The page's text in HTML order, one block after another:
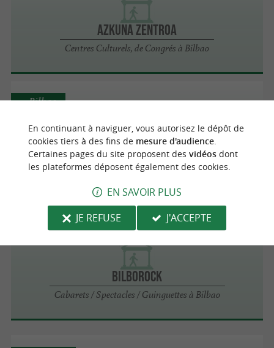
Azkuna Zentroa
Centres Culturels, de Congrés à Bilbao
BBK Auditorium
Cabarets / Spectacles / Guinguettes à Bilbao
Bilbao
Bilborock
Cabarets / Spectacles / Guinguettes à Bilbao
En continuant à naviguer, vous autorisez le dépôt de
cookies tiers à des fins de mesure d'audience.
Certaines pages du site proposent des vidéosdont
les plateformes déposent également des cookies.
EN SAVOIR PLUS
JE REFUSE
J'ACCEPTE